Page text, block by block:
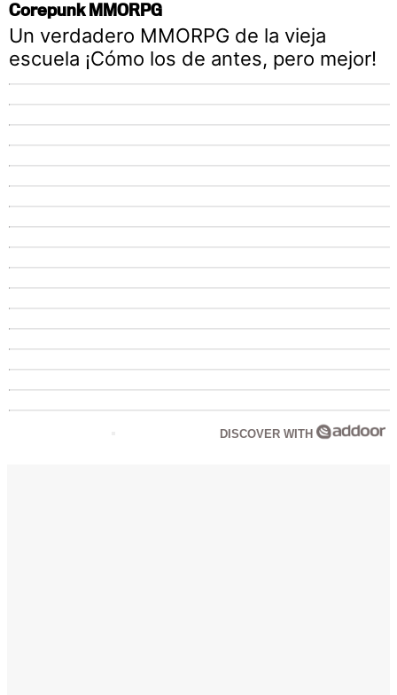
Corepunk MMORPG
Un verdadero MMORPG de la vieja
escuela ¡Cómo los de antes, pero mejor!
DISCOVER WITH